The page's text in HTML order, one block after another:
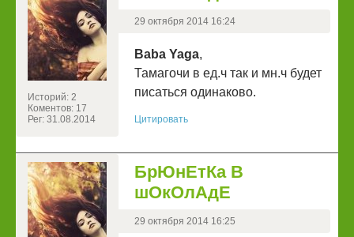
Историй: 2
Коментов: 17
Рег: 31.08.2014
29 октября 2014 16:24
Baba Yaga,
Тамагочи в ед.ч так и мн.ч будет
писаться одинаково.
Цитировать
БрЮнЕтКа В
шОкОлАдЕ
29 октября 2014 16:25